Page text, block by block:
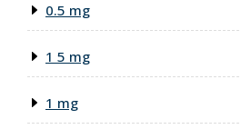
0.5 mg
1 5 mg
1 mg